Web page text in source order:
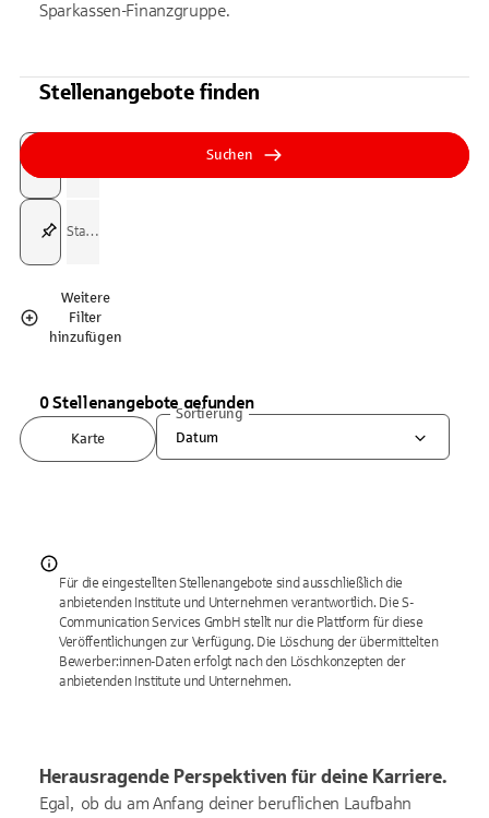
Sparkassen-Finanzgruppe.
Stellenangebote finden
Suchfeld
Tippen Sie, um nach Themen zu suchen. Verwenden Sie die
Suchfeld
Tippen Sie, um nach Themen zu suchen. Verwenden Sie die
Weitere
Filter
hinzufügen
Suchen
0 Stellenangebote gefunden
Karte
Sortierung
Datum
Für die eingestellten Stellenangebote sind ausschließlich die
anbietenden Institute und Unternehmen verantwortlich. Die S-
Communication Services GmbH stellt nur die Plattform für diese
Veröffentlichungen zur Verfügung. Die Löschung der übermittelten
Bewerber:innen-Daten erfolgt nach den Löschkonzepten der
anbietenden Institute und Unternehmen.
Herausragende Perspektiven für deine Karriere.
Egal, ob du am Anfang deiner beruflichen Laufbahn